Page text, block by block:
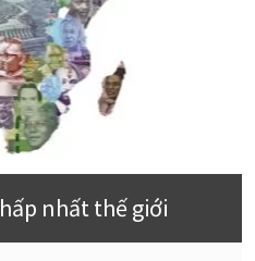
nhất thế giới